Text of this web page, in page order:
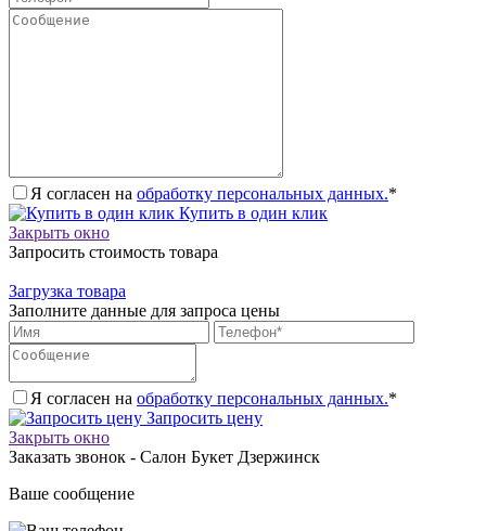
Я согласен на обработку персональных данных.*
Купить в один клик
Закрыть окно
Запросить стоимость товара
Загрузка товара
Заполните данные для запроса цены
Я согласен на обработку персональных данных.*
Запросить цену
Закрыть окно
Заказать звонок - Салон Букет Дзержинск
Ваше сообщение